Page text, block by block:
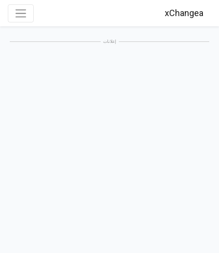
xChangea
إعلانات